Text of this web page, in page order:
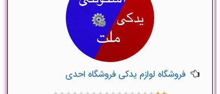
فروشگاه لوازم یدکی فروشگاه احدی